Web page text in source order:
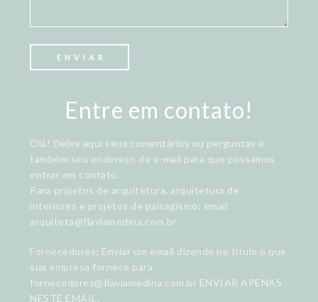
Entre em contato!
Olá! Deixe aqui seus comentários ou perguntas e
também seu endereço de e-mail para que possamos
entrar em contato.
Para projetos de arquitetura, arquitetura de
interiores e projetos de paisagismo: email
arquiteta@flaviamedina.com.br
Fornecedores: Enviar um email dizendo no título o que
sua empresa fornece para
fornecedores@flaviamedina.com.br ENVIAR APENAS
NESTE EMAIL.